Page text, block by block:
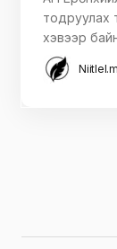
тодруулах
хэвээр